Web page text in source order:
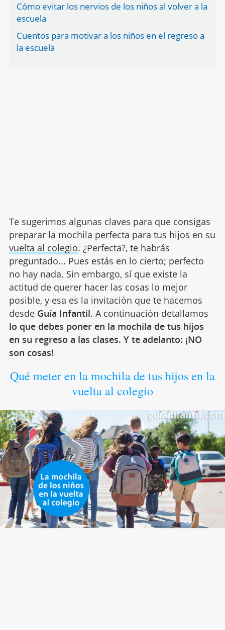
Cómo evitar los nervios de los niños al volver a la
escuela
Cuentos para motivar a los niños en el regreso a
la escuela
Te sugerimos algunas claves para que consigas
preparar la mochila perfecta para tus hijos en su
vuelta al colegio. ¿Perfecta?, te habrás
preguntado... Pues estás en lo cierto; perfecto
no hay nada. Sin embargo, sí que existe la
actitud de querer hacer las cosas lo mejor
posible, y esa es la invitación que te hacemos
desde Guía Infantil. A continuación detallamos
lo que debes poner en la mochila de tus hijos
en su regreso a las clases. Y te adelanto: ¡NO
son cosas!
Qué meter en la mochila de tus hijos en la
vuelta al colegio